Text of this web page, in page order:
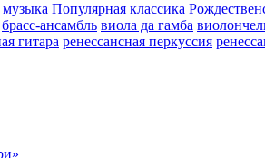
Популярная классика
брасс-ансамбль виола да гамба
гитара ренессансная перкуссия